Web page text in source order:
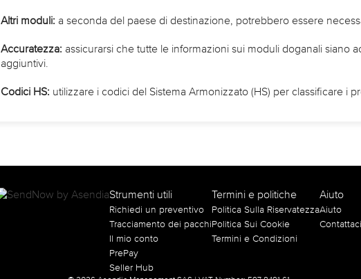
Altri moduli: a seconda del paese di destinazione, potrebbero essere
Accuratezza: assicurarsi che tutte le informazioni sui moduli doganali siano
aggiuntivi.
Codici HS:
Strumenti utili
Richiedi un preventivo
Tracciamento dei pacchi
Il mio conto
PrePay
Seller Hub
Termini e politiche
Politica Sulla Riservatezza
Politica Sui Cookie
Termini e Condizioni
Aiuto
Aiuto
Contattaci